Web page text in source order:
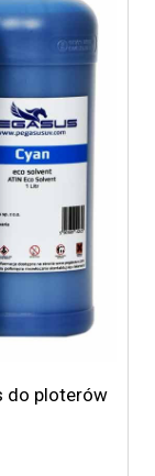
do ploterów